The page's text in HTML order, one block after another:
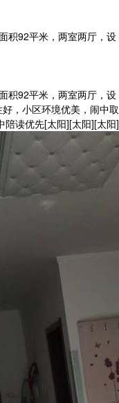
积92平米，两室两厅，设
积92平米，两室两厅，设
，小区环境优美，闹中取
读优先[太阳][太阳][太阳]